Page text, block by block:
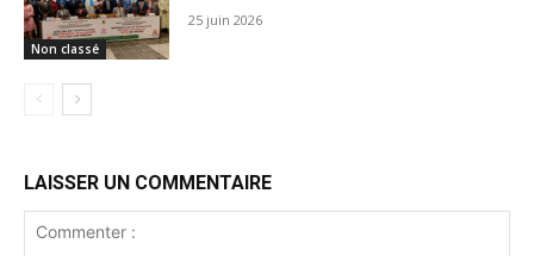
Non classé
25 juin 2026
LAISSER UN COMMENTAIRE